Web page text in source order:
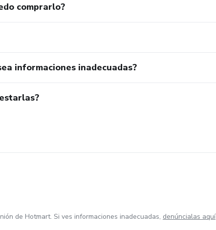
comprarlo?
informaciones inadecuadas?
de Hotmart. Si ves informaciones inadecuadas, denúncialas aquí